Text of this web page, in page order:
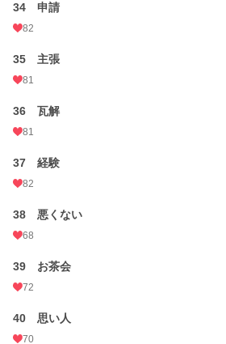
34 申請
82
35 主張
81
36 瓦解
81
37 経験
82
38 悪くない
68
39 お茶会
72
40 思い人
70